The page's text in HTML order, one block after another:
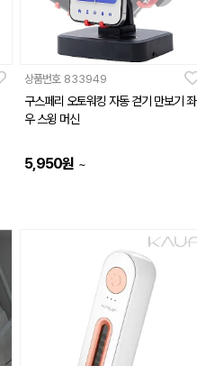
상품번호 833949
구스페리 오토워킹 자동 걷기 만보기 좌
우 스윙 머신
5,950원 ~